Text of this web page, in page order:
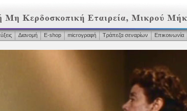
Διανομή Ε-shop microγραφή Τράπεζα σεναρίων
Επικοινωνία